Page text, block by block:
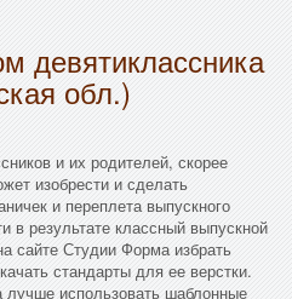
девятиклассника
обл.)
и их родителей, скорее
изобрести и сделать
и переплета выпускного
в результате классный выпускной
сайте Студии Форма избрать
стандарты для ее верстки.
использовать шаблонные